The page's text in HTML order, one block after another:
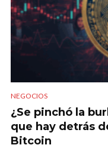
NEGOCIOS
¿Se pinchó la
que hay detrás
Bitcoin